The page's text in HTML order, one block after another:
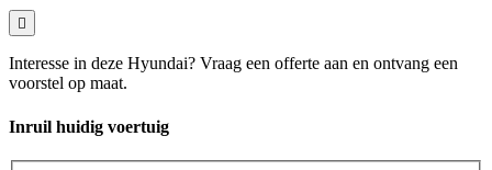
Interesse in deze Hyundai? Vraag een offerte aan en ontvang een
voorstel op maat.
Inruil huidig voertuig